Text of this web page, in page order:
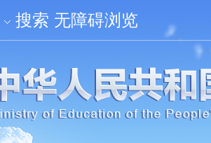
搜索 无障碍浏览